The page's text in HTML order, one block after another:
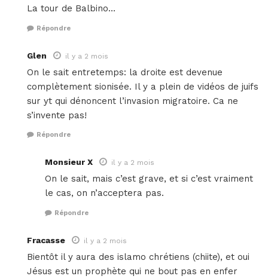
La tour de Balbino…
Répondre
Glen il y a 2 mois
On le sait entretemps: la droite est devenue
complètement sionisée. Il y a plein de vidéos de juifs
sur yt qui dénoncent l’invasion migratoire. Ca ne
s’invente pas!
Répondre
Monsieur X il y a 2 mois
On le sait, mais c’est grave, et si c’est vraiment
le cas, on n’acceptera pas.
Répondre
Fracasse il y a 2 mois
Bientôt il y aura des islamo chrétiens (chiite), et oui
Jésus est un prophète qui ne bout pas en enfer